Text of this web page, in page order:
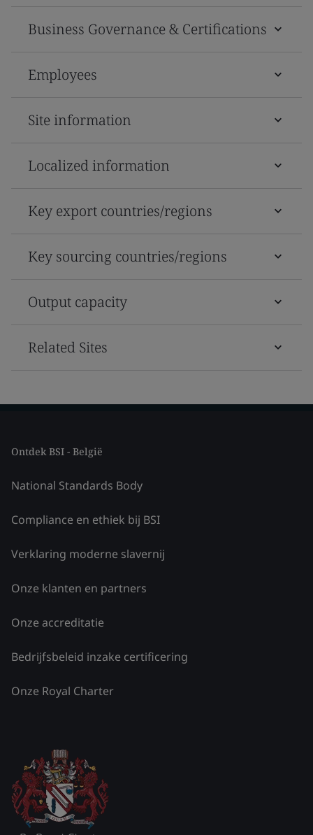
Business Governance & Certifications
Employees
Site information
Localized information
Key export countries/regions
Key sourcing countries/regions
Output capacity
Related Sites
Ontdek BSI - België
National Standards Body
Compliance en ethiek bij BSI
Verklaring moderne slavernij
Onze klanten en partners
Onze accreditatie
Bedrijfsbeleid inzake certificering
Onze Royal Charter